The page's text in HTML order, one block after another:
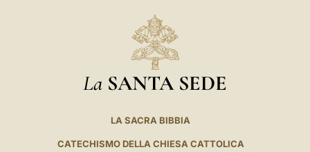
La SANTA SEDE
LA SACRA BIBBIA
CATECHISMO DELLA CHIESA CATTOLICA